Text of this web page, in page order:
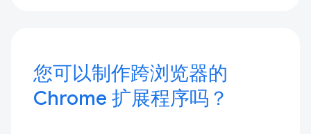
您可以制作跨浏览器的
Chrome 扩展程序吗？